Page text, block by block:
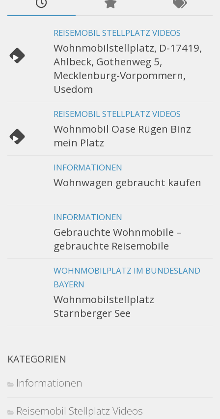
REISEMOBIL STELLPLATZ VIDEOS
Wohnmobilstellplatz, D-17419,
Ahlbeck, Gothenweg 5,
Mecklenburg-Vorpommern,
Usedom
REISEMOBIL STELLPLATZ VIDEOS
Wohnmobil Oase Rügen Binz
mein Platz
INFORMATIONEN
Wohnwagen gebraucht kaufen
INFORMATIONEN
Gebrauchte Wohnmobile –
gebrauchte Reisemobile
WOHNMOBILPLATZ IM BUNDESLAND
BAYERN
Wohnmobilstellplatz
Starnberger See
KATEGORIEN
Informationen
Reisemobil Stellplatz Videos